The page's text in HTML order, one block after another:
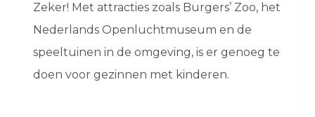
Zeker! Met attracties zoals Burgers’ Zoo, het
Nederlands Openluchtmuseum en de
speeltuinen in de omgeving, is er genoeg te
doen voor gezinnen met kinderen.